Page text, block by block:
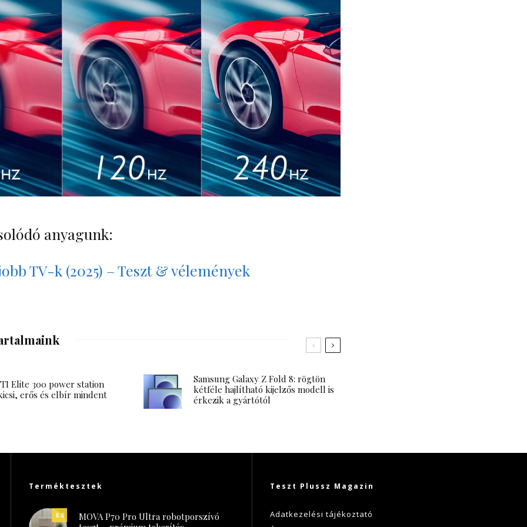
anyagunk:
TV-k (2025) – Teszt & vélemények
Elite 300 power station
erős és elbír mindent
Samsung Galaxy Z Fold 8: rögtön
kétféle hajlítható kijelzős modell is
érkezik a gyártótól
Terméktesztek
8.8
MOVA P70 Pro Ultra robotporszívó
Teszt Plussz Magazin
Adatkezelési tájékoztató